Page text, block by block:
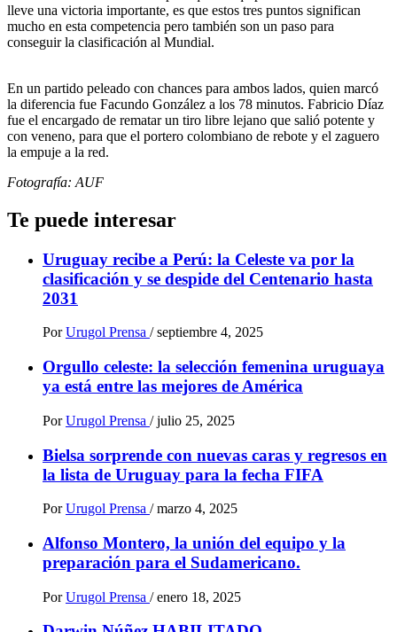
lleve una victoria importante, es que estos tres puntos significan
mucho en esta competencia pero también son un paso para
conseguir la clasificación al Mundial.
En un partido peleado con chances para ambos lados, quien marcó
la diferencia fue Facundo González a los 78 minutos. Fabricio Díaz
fue el encargado de rematar un tiro libre lejano que salió potente y
con veneno, para que el portero colombiano de rebote y el zaguero
la empuje a la red.
Fotografía: AUF
Te puede interesar
Uruguay recibe a Perú: la Celeste va por la
clasificación y se despide del Centenario hasta
2031
Por Urugol Prensa / septiembre 4, 2025
Orgullo celeste: la selección femenina uruguaya
ya está entre las mejores de América
Por Urugol Prensa / julio 25, 2025
Bielsa sorprende con nuevas caras y regresos en
la lista de Uruguay para la fecha FIFA
Por Urugol Prensa / marzo 4, 2025
Alfonso Montero, la unión del equipo y la
preparación para el Sudamericano.
Por Urugol Prensa / enero 18, 2025